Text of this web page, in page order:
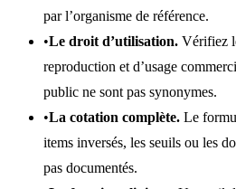
par l’organisme de référence.
•Le droit d’utilisation. Vérifiez
reproduction et d’usage
public ne sont pas synonymes.
•La cotation complète. Le
items inversés, les seuils ou les
pas documentés.